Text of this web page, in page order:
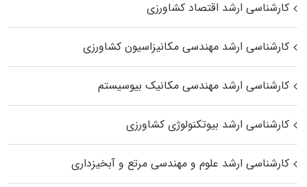
کارشناسی ارشد اقتصاد کشاورزی
کارشناسی ارشد مهندسی مکانیزاسیون کشاورزی
کارشناسی ارشد مهندسی مکانیک بیوسیستم
کارشناسی ارشد بیوتکنولوژی کشاورزی
کارشناسی ارشد علوم و مهندسی مرتع و آبخیزداری